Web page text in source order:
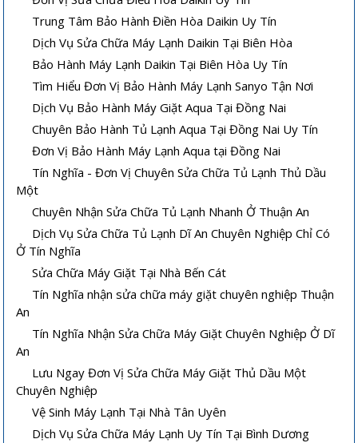
Trung Tâm Bảo Hành Điền Hòa Daikin Uy Tín
Dịch Vụ Sửa Chữa Máy Lạnh Daikin Tại Biên Hòa
Bảo Hành Máy Lạnh Daikin Tại Biên Hòa Uy Tín
Tìm Hiểu Đơn Vị Bảo Hành Máy Lạnh Sanyo Tận Nơi
Dịch Vụ Bảo Hành Máy Giặt Aqua Tại Đồng Nai
Chuyên Bảo Hành Tủ Lạnh Aqua Tại Đồng Nai Uy Tín
Đơn Vị Bảo Hành Máy Lạnh Aqua tại Đồng Nai
Tín Nghĩa - Đơn Vị Chuyên Sửa Chữa Tủ Lạnh Thủ Dầu
Một
Chuyên Nhận Sửa Chữa Tủ Lạnh Nhanh Ở Thuận An
Dịch Vụ Sửa Chữa Tủ Lạnh Dĩ An Chuyên Nghiệp Chỉ Có
Ở Tín Nghĩa
Sửa Chữa Máy Giặt Tại Nhà Bến Cát
Tín Nghĩa nhận sửa chữa máy giặt chuyên nghiệp Thuận
An
Tín Nghĩa Nhận Sửa Chữa Máy Giặt Chuyên Nghiệp Ở Dĩ
An
Lưu Ngay Đơn Vị Sửa Chữa Máy Giặt Thủ Dầu Một
Chuyên Nghiệp
Vệ Sinh Máy Lạnh Tại Nhà Tân Uyên
Dịch Vụ Sửa Chữa Máy Lạnh Uy Tín Tại Bình Dương